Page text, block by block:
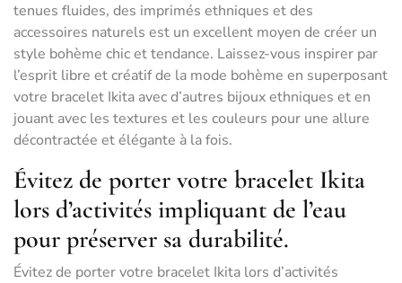
tenues fluides, des imprimés ethniques et des
accessoires naturels est un excellent moyen de créer un
style bohème chic et tendance. Laissez-vous inspirer par
l’esprit libre et créatif de la mode bohème en superposant
votre bracelet Ikita avec d’autres bijoux ethniques et en
jouant avec les textures et les couleurs pour une allure
décontractée et élégante à la fois.
Évitez de porter votre bracelet Ikita
lors d’activités impliquant de l’eau
pour préserver sa durabilité.
Évitez de porter votre bracelet Ikita lors d’activités